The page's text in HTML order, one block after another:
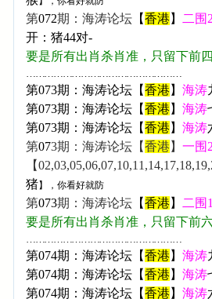
第072期：海涛论坛 【香港 】
二围
开： 猪44对-
要是所有出肖杀肖准，只留下前
……………………………………………
第073期：海涛论坛【香港 】 海涛
第073期：海涛论坛【香港 】 海涛
第073期：海涛论坛【香港 】 海涛
第073期：海涛论坛【香港 】 一围
【
猪】，你看好就防
第073期：海涛论坛 【香港 】
二围
要是所有出肖杀肖准，只留下前
……………………………………………
第074期：海涛论坛【香港 】 海涛
第074期：海涛论坛【香港 】 海涛
第074期：海涛论坛【香港 】 海涛